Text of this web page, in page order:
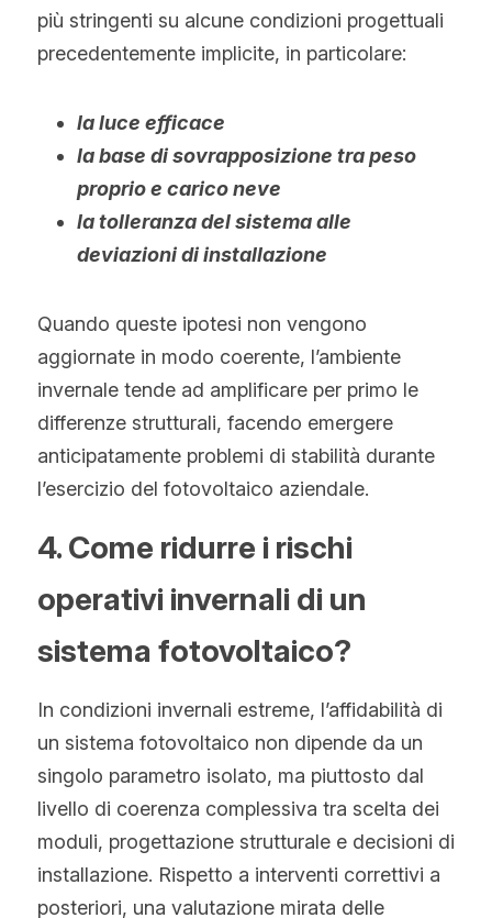
più stringenti su alcune condizioni progettuali
precedentemente implicite, in particolare:
la luce efficace
la base di sovrapposizione tra peso
proprio e carico neve
la tolleranza del sistema alle
deviazioni di installazione
Quando queste ipotesi non vengono
aggiornate in modo coerente, l’ambiente
invernale tende ad amplificare per primo le
differenze strutturali, facendo emergere
anticipatamente problemi di stabilità durante
l’esercizio del fotovoltaico aziendale.
4. Come ridurre i rischi
operativi invernali di un
sistema fotovoltaico?
In condizioni invernali estreme, l’affidabilità di
un sistema fotovoltaico non dipende da un
singolo parametro isolato, ma piuttosto dal
livello di coerenza complessiva tra scelta dei
moduli, progettazione strutturale e decisioni di
installazione. Rispetto a interventi correttivi a
posteriori, una valutazione mirata delle